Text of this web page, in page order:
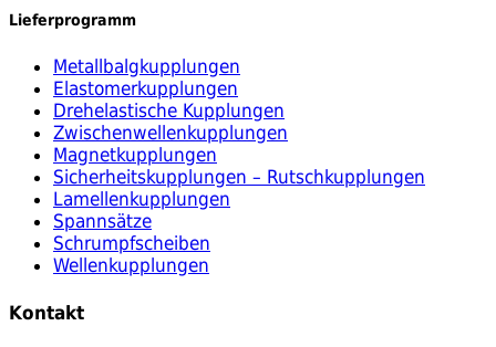
Lieferprogramm
Metallbalgkupplungen
Elastomerkupplungen
Drehelastische Kupplungen
Zwischenwellenkupplungen
Magnetkupplungen
Sicherheitskupplungen – Rutschkupplungen
Lamellenkupplungen
Spannsätze
Schrumpfscheiben
Wellenkupplungen
Kontakt